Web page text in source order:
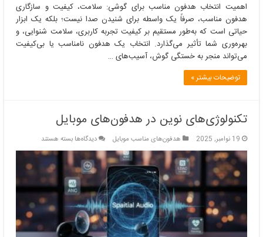
اهمیت انتخاب هدفون مناسب برای گوشی: سلامت، کیفیت و سازگاری
هدفون مناسب، صرفاً یک واسطه برای شنیدن صدا نیست؛ بلکه یک ابزار
حیاتی است که به‌طور مستقیم بر کیفیت تجربه کاربری، سلامت شنوایی، و
بهره‌وری شما تأثیر می‌گذارد. انتخاب یک هدفون نامناسب یا بی‌کیفیت
می‌تواند منجر به خستگی گوش، آسیب‌های …
توضیحات بیشتر »
تکنولوژی‌های نوین در هدفون‌های موبایل
19 نوامبر, 2025 هدفون‌های مناسب موبایل دیدگاه‌هابرای
تکنولوژی‌های
نوین
در
هدفون‌های
موبایل
بسته هستند